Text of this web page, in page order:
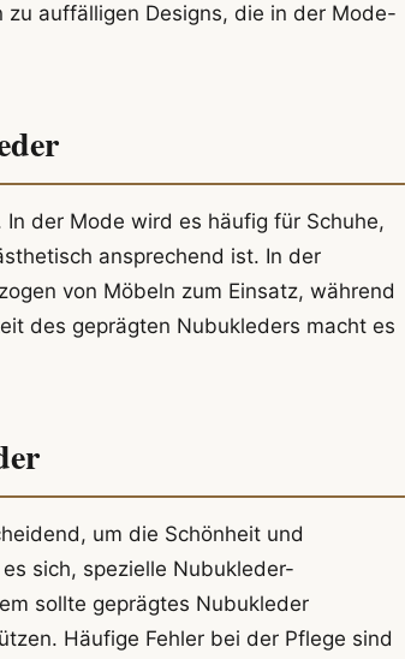
auffälligen Designs, die in der Mode-
der Mode wird es häufig für Schuhe,
ansprechend ist. In der
von Möbeln zum Einsatz, während
des geprägten Nubukleders macht es
um die Schönheit und
sich, spezielle Nubukleder-
sollte geprägtes Nubukleder
Häufige Fehler bei der Pflege sind